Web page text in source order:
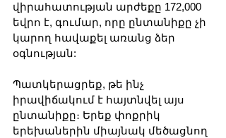
վիրահատության արժեքը 172,000
եվրո է, գումար, որը ընտանիքը չի
կարող հավաքել առանց ձեր
օգնության:
Պատկերացրեք, թե ինչ
իրավիճակում է հայտնվել այս
ընտանիքը։ Երեք փոքրիկ
երեխաներին միայնակ մեծացնող